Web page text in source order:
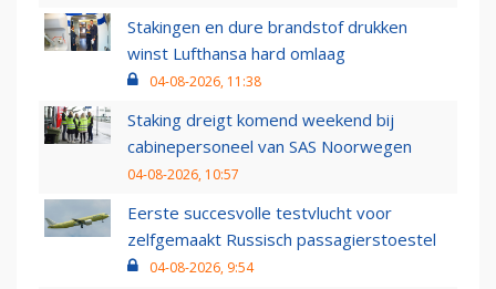
Stakingen en dure brandstof drukken
winst Lufthansa hard omlaag
04-08-2026, 11:38
Staking dreigt komend weekend bij
cabinepersoneel van SAS Noorwegen
04-08-2026, 10:57
Eerste succesvolle testvlucht voor
zelfgemaakt Russisch passagierstoestel
04-08-2026, 9:54